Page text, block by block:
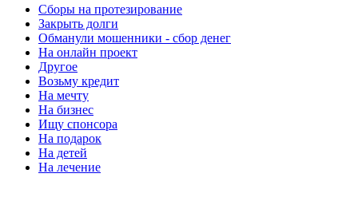
Сборы на протезирование
Закрыть долги
Обманули мошенники - сбор денег
На онлайн проект
Другое
Возьму кредит
На мечту
На бизнес
Ищу спонсора
На подарок
На детей
На лечение